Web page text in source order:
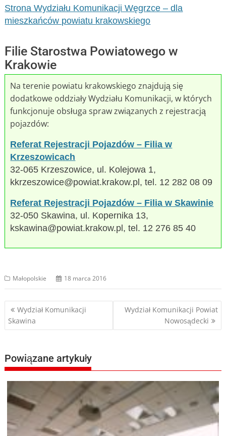
Strona Wydziału Komunikacji Węgrzce – dla
mieszkańców powiatu krakowskiego
Filie Starostwa Powiatowego w
Krakowie
Na terenie powiatu krakowskiego znajdują się
dodatkowe oddziały Wydziału Komunikacji, w których
funkcjonuje obsługa spraw związanych z rejestracją
pojazdów:
Referat Rejestracji Pojazdów – Filia w
Krzeszowicach
32-065 Krzeszowice, ul. Kolejowa 1,
kkrzeszowice@powiat.krakow.pl, tel. 12 282 08 09
Referat Rejestracji Pojazdów – Filia w Skawinie
32-050 Skawina, ul. Kopernika 13,
kskawina@powiat.krakow.pl, tel. 12 276 85 40
Małopolskie 18 marca 2016
Nawigacja
wpisu
Wydział Komunikacji
Skawina
Wydział Komunikacji Powiat
Nowosądecki
Powiązane artykuły